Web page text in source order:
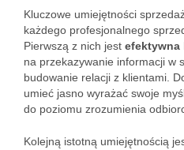
Kluczowe umiejętności
każdego profesjonalnego
Pierwszą z nich jest efektywna
na przekazywanie informacji w
budowanie relacji z klientami.
umieć jasno wyrażać swoje
do poziomu zrozumienia
Kolejną istotną umiejętnością